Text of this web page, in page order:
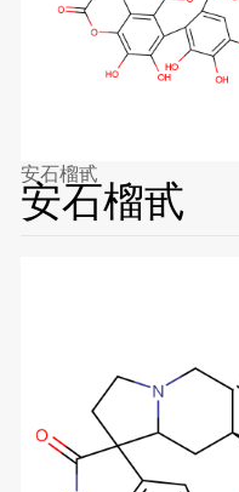
安石榴甙
安石榴甙